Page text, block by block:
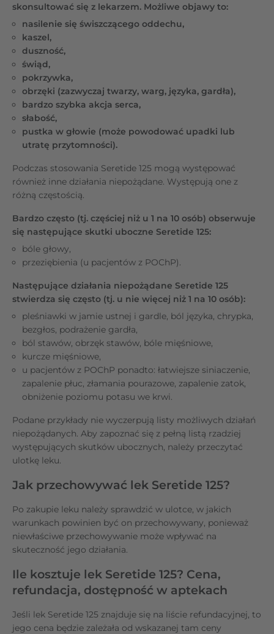
skonsultować się z lekarzem. Możliwe objawy to:
nasilenie się świszczącego oddechu,
kaszel,
duszność,
świąd,
pokrzywka,
obrzęki (zazwyczaj twarzy, warg, języka, gardła),
bardzo szybka akcja serca,
słabość,
pustka w głowie (może powodować upadki lub
utratę przytomności).
Podczas stosowania Seretide 125 mogą występować
również inne działania niepożądane. Występują one z
różną częstością.
Bardzo często (tj. częściej niż u 1 na 10 osób) obserwuje
się następujące skutki uboczne Seretide 125:
bóle głowy,
przeziębienia (u pacjentów z POChP).
Następujące działania niepożądane Seretide 125
stwierdza się często (tj. u nie więcej niż 1 na 10 osób):
pleśniawki w jamie ustnej i gardle, ból języka, chrypka,
bezgłos, podrażenie gardła,
ból stawów, obrzęk stawów, bóle mięśniowe,
kurcze mięśniowe,
u pacjentów z POChP ponadto: łatwiejsze siniaczenie,
zapalenie płuc, złamania pourazowe, zapalenie zatok,
obniżenie poziomu potasu we krwi.
Podane przykłady nie wyczerpują listy możliwych działań
niepożądanych. Aby zapoznać się z pełną listą rzadziej
występujących skutków ubocznych, należy przeczytać
ulotkę leku.
Jak przechowywać lek Seretide 125?
Po zakupie leku należy sprawdzić w ulotce, w jakich
warunkach powinien być on przechowywany, ponieważ
niewłaściwe przechowywanie może wpływać na
skuteczność jego działania.
Ile kosztuje lek Seretide 125? Cena,
refundacja, dostępność w aptekach
Jeśli lek Seretide 125 znajduje się na liście refundacyjnej, to
jego cena będzie zależała od wskazanej tam ceny